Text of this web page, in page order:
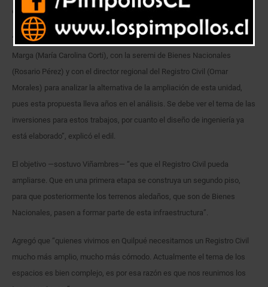
este recinto ubicado entre las calles Blanco Encalada y Lautaro.
“Sostuvimos una reunión con la gobernadora de la Provincia de Marga-
Marga (María Carolina Corti), con la seremi de Bienes Nacionales
(Rosario Pérez) y con el director regional del Registro Civil (Omar
Morales) para analizar la alternativa de la ampliación de esta unidad,
pues esta propuesta lleva años en el análisis. Se debe ver el tema de las
inversiones para estos trabajos, por cuanto el diseño de ingeniería ya
está elaborado”, explicó el edil.
El objetivo —sostuvo Viñambres— “es que el Registro Civil pueda
ampliarse. Que en una primera etapa se construya un segundo piso,
para que posteriormente los terrenos aledaños, que son de Bienes
Nacionales, pasen a formar parte de esta infraestructura”.
Agregó que “quienes vivimos en Quilpué necesitamos un Registro Civil
mucho más amplio, mucho más cómodo. Actualmente el tema de los
espacios es bien complejo, es por esa razón es que nos reunimos los